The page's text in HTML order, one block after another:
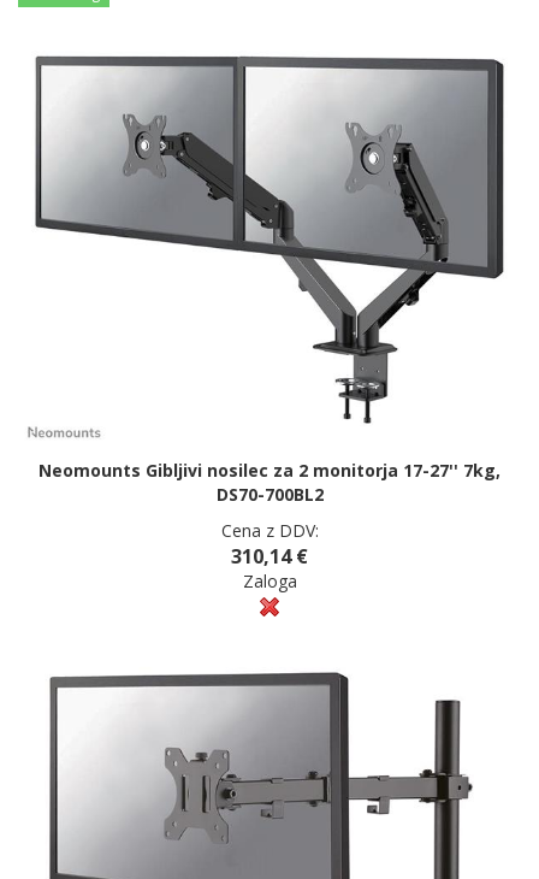
Neomounts Gibljivi nosilec za 2 monitorja 17-27'' 7kg,
DS70-700BL2
Cena z DDV:
310,14 €
Zaloga